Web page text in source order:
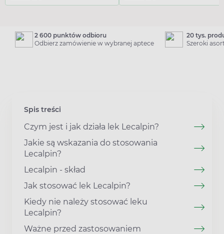
2 600 punktów odbioru
Odbierz zamówienie w wybranej aptece
20 tys.
Szeroki
Spis treści
Czym jest i jak działa lek Lecalpin?
Jakie są wskazania do stosowania
Lecalpin?
Lecalpin - skład
Jak stosować lek Lecalpin?
Kiedy nie należy stosować leku
Lecalpin?
Ważne przed zastosowaniem